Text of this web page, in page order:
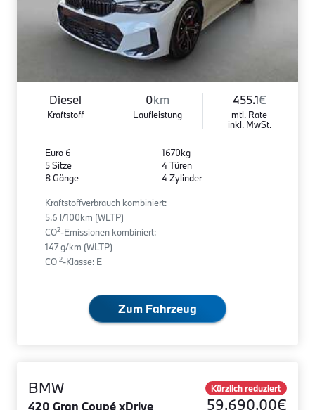
Diesel
Kraftstoff
0km
Laufleistung
455.1€
mtl. Rate
inkl. MwSt.
Euro 6
5 Sitze
8 Gänge
1670kg
4 Türen
4 Zylinder
Kraftstoffverbrauch kombiniert:
5.6 l/100km (WLTP)
CO2-Emissionen kombiniert:
147 g/km (WLTP)
CO 2-Klasse: E
Zum Fahrzeug
BMW
420 Gran Coupé xDrive
Kürzlich reduziert
59.690,00€